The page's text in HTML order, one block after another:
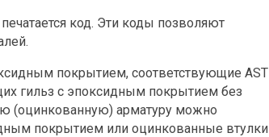
код. Эти коды позволяют
покрытием, соответствующие AST
гильз с эпоксидным покрытием без
(оцинкованную) арматуру можно
покрытием или оцинкованные втулки